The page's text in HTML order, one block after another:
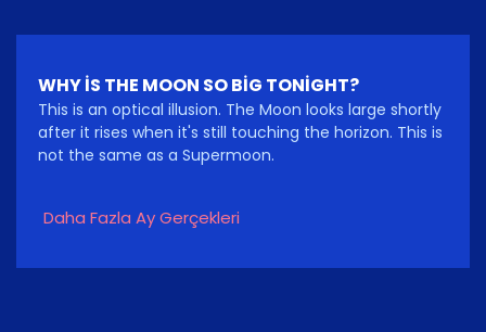
WHY IS THE MOON SO BIG TONIGHT?
This is an optical illusion. The Moon looks large shortly
after it rises when it's still touching the horizon. This is
not the same as a Supermoon.
Daha Fazla Ay Gerçekleri